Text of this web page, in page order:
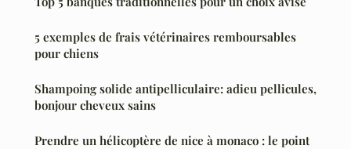
5 exemples de frais vétérinaires remboursables
pour chiens
Shampoing solide antipelliculaire: adieu pellicules,
bonjour cheveux sains
Prendre un hélicoptère de nice à monaco : le point